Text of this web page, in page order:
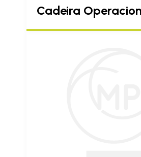
Cadeira